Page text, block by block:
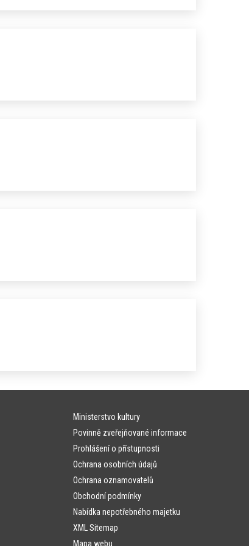
Ministerstvo kultury
Povinně zveřejňované informace
Prohlášení o přístupnosti
Ochrana osobních údajů
Ochrana oznamovatelů
Obchodní podmínky
Nabídka nepotřebného majetku
XML Sitemap
Mapa webu